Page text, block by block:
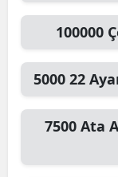
100000
5000 22
7500 Ata